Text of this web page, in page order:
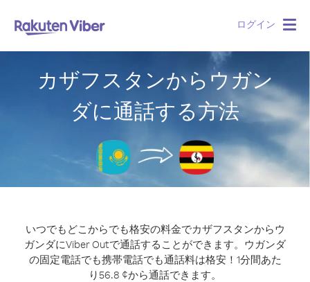
ログイン
カザフスタンからウガン
ダに通話する方法
いつでもどこからでも格安の料金でカザフスタンからウ
ガンダにViber Outで通話することができます。 ウガンダ
の固定電話でも携帯電話でも通話料は格安！1分間あた
り56.8 ¢から通話できます。